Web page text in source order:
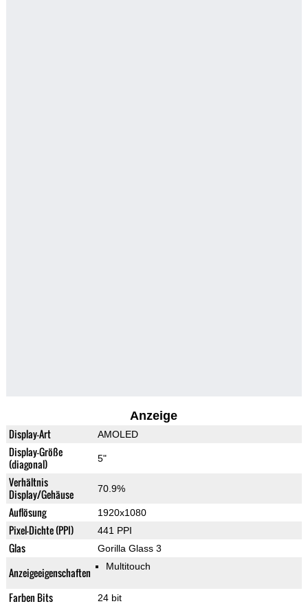
Anzeige
Display-Art AMOLED
Display-Größe
(diagonal)
5"
Verhältnis
Display/Gehäuse
70.9%
Auflösung 1920x1080
Pixel-Dichte (PPI) 441 PPI
Glas Gorilla Glass 3
Anzeigeeigenschaften Multitouch
Farben Bits 24 bit